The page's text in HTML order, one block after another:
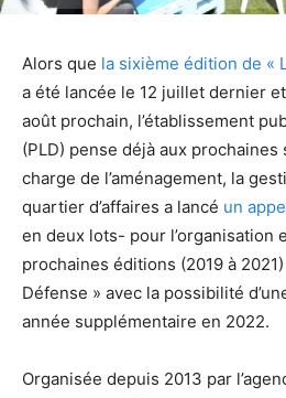
Alors que la sixième édition de «
a été lancée le 12 juillet dernier
août prochain, l’établissement
(PLD) pense déjà aux
charge de l’aménagement, la
quartier d’affaires a lancé un
en deux lots- pour l’organisation
prochaines éditions (2019 à
Défense » avec la possibilité
année supplémentaire en 2022.
Organisée depuis 2013 par